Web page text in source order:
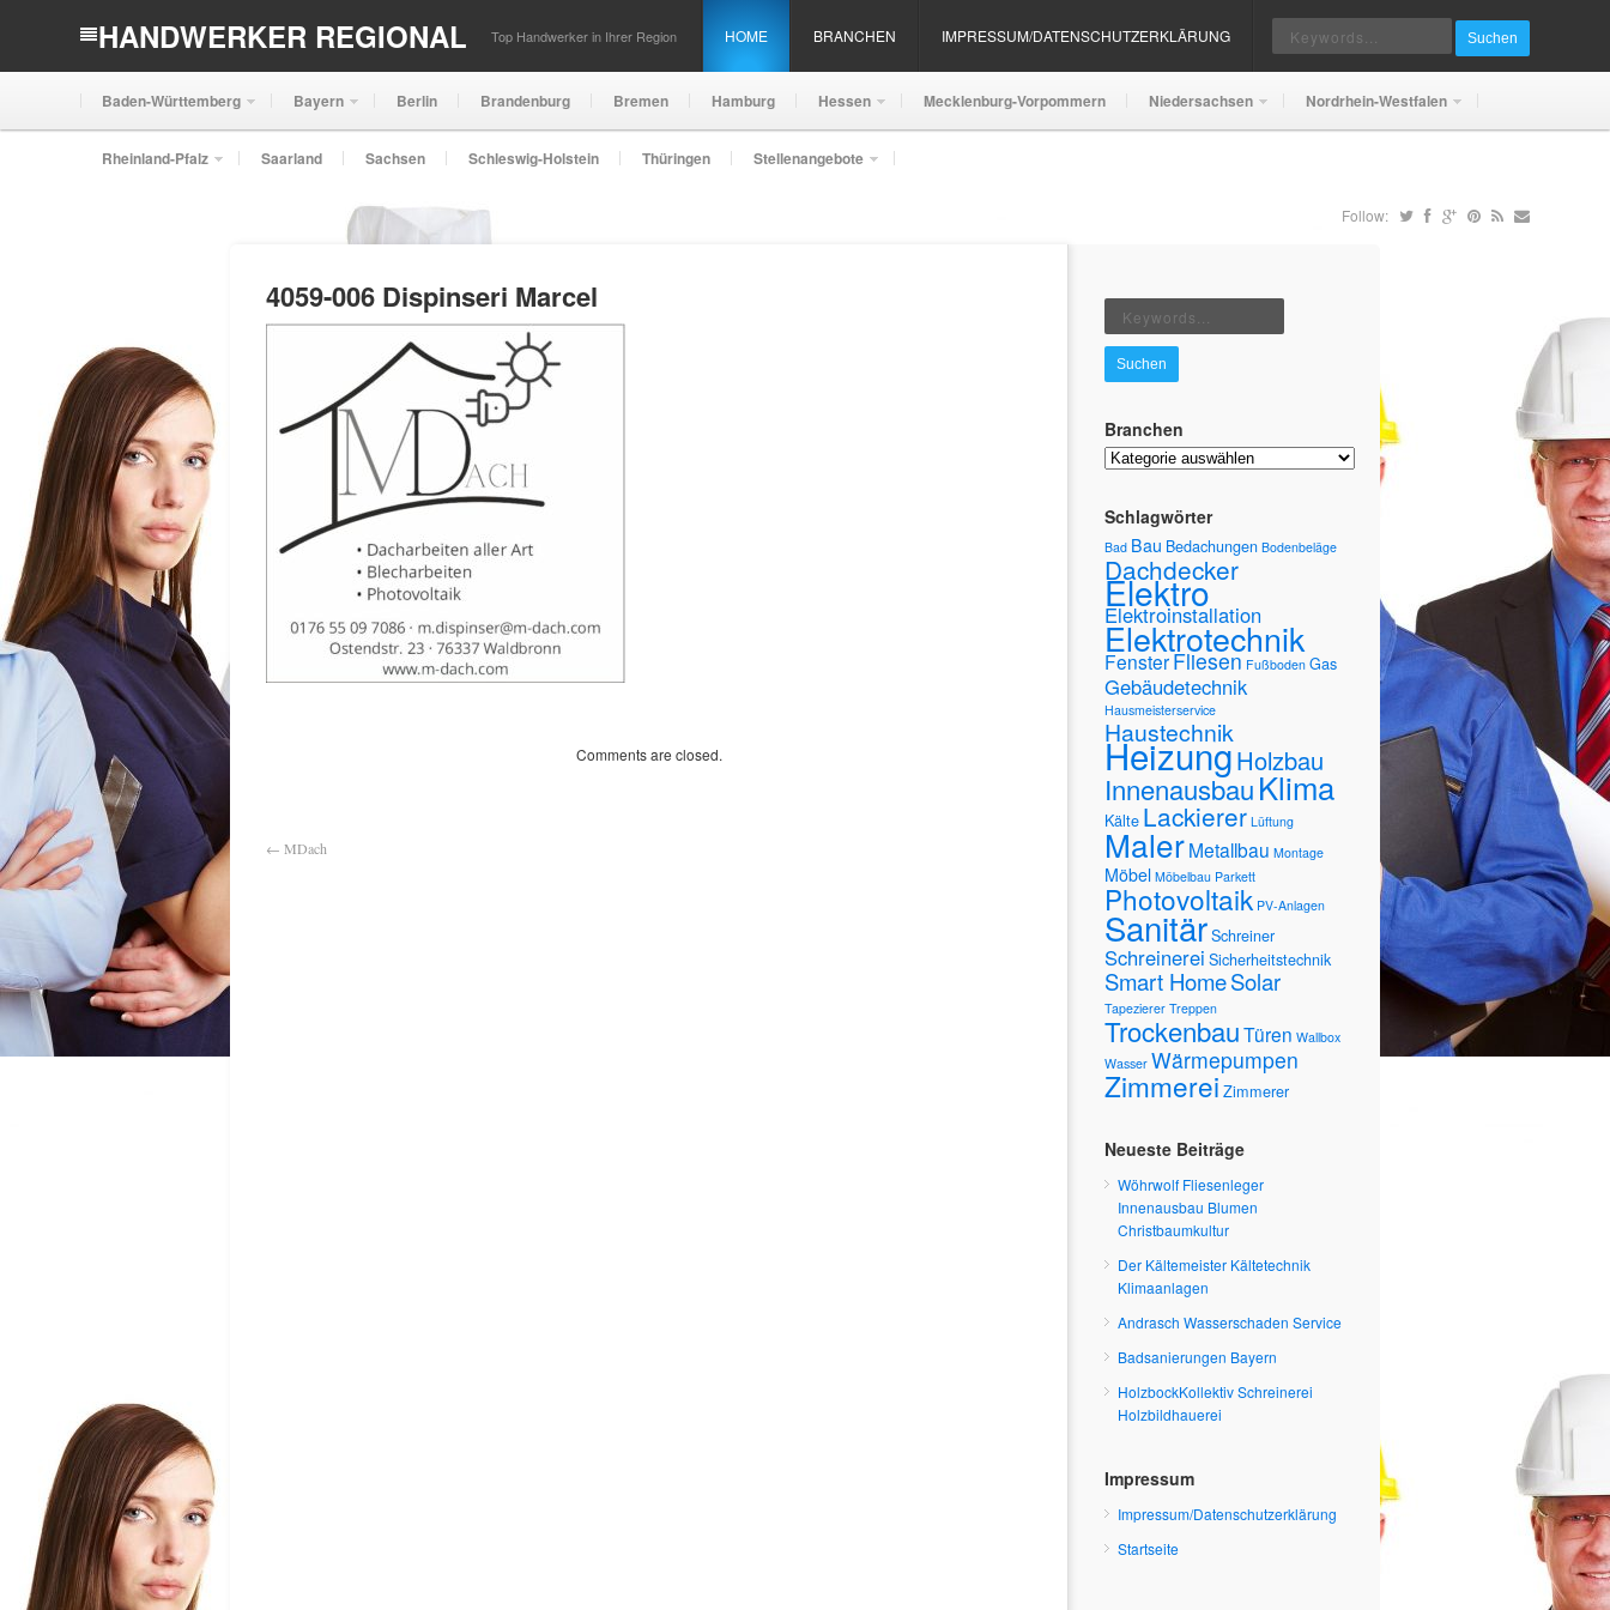
HANDWERKER REGIONAL Top Handwerker in Ihrer Region HOME BRANCHEN IMPRESSUM/DATENSCHUTZERKLÄRUNG Suchen
Baden-Württemberg Bayern Berlin Brandenburg Bremen Hamburg Hessen Mecklenburg-Vorpommern Niedersachsen Nordrhein-Westfalen
Rheinland-Pfalz Saarland Sachsen Schleswig-Holstein Thüringen Stellenangebote
Follow:
4059-006 Dispinseri Marcel
Comments are closed.
← MDach
Suchen
Branchen
Branchen
Schlagwörter
Bad Bau Bedachungen Bodenbeläge
Dachdecker
Elektro
Elektroinstallation
Elektrotechnik
FensterFliesen Fußboden Gas
Gebäudetechnik
Hausmeisterservice
Haustechnik
HeizungHolzbau
InnenausbauKlima
Kälte Lackierer Lüftung
MalerMetallbau Montage
Möbel Möbelbau Parkett
Photovoltaik PV-Anlagen
SanitärSchreiner
Schreinerei Sicherheitstechnik
Smart HomeSolar
Tapezierer Treppen
TrockenbauTüren Wallbox
Wasser Wärmepumpen
Zimmerei Zimmerer
Neueste Beiträge
Wöhrwolf Fliesenleger
Innenausbau Blumen
Christbaumkultur
Der Kältemeister Kältetechnik
Klimaanlagen
Andrasch Wasserschaden Service
Badsanierungen Bayern
HolzbockKollektiv Schreinerei
Holzbildhauerei
Impressum
Impressum/Datenschutzerklärung
Startseite